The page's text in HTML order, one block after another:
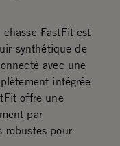
FastFit est
synthétique de
avec une
intégrée
offre une
par
robustes pour